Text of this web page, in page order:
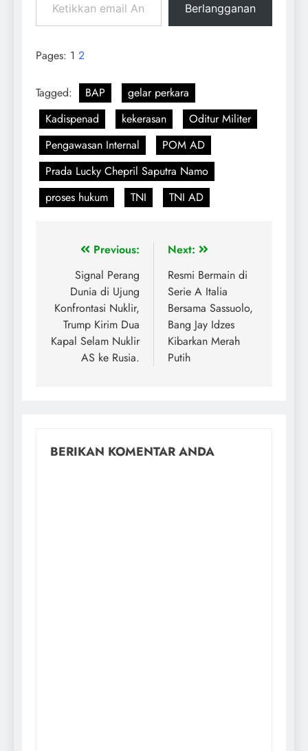
Berlangganan
Pages: 1 2
Tagged: BAP
gelar perkara
Kadispenad
kekerasan
Oditur Militer
Pengawasan Internal
POM AD
Prada Lucky Chepril Saputra Namo
proses hukum
TNI TNI AD
Previous:
Signal Perang
Dunia di Ujung
Konfrontasi Nuklir,
Trump Kirim Dua
Kapal Selam Nuklir
AS ke Rusia.
Next:
Resmi Bermain di
Serie A Italia
Bersama Sassuolo,
Bang Jay Idzes
Kibarkan Merah
Putih
BERIKAN KOMENTAR ANDA